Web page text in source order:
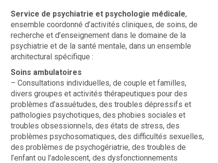
Service de psychiatrie et psychologie médicale,
ensemble coordonné d’activités cliniques, de soins, de
recherche et d’enseignement dans le domaine de la
psychiatrie et de la santé mentale, dans un ensemble
architectural spécifique :
Soins ambulatoires
– Consultations individuelles, de couple et familles,
divers groupes et activités thérapeutiques pour des
problèmes d’assuétudes, des troubles dépressifs et
pathologies psychotiques, des phobies sociales et
troubles obsessionnels, des états de stress, des
problèmes psychosomatiques, des difficultés sexuelles,
des problèmes de psychogériatrie, des troubles de
l’enfant ou l’adolescent, des dysfonctionnements